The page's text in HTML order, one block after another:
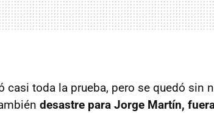
casi toda la prueba, pero se quedó sin
desastre para Jorge Martín,